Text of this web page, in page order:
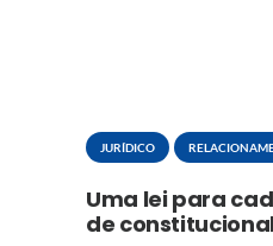
JURÍDICO
Uma lei para
de